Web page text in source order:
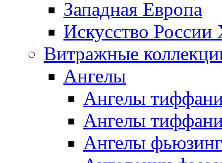
Западная Европа
Искусство
Витражные
Ангелы
Ангелы
Ангелы
Ангелы фьюзинг